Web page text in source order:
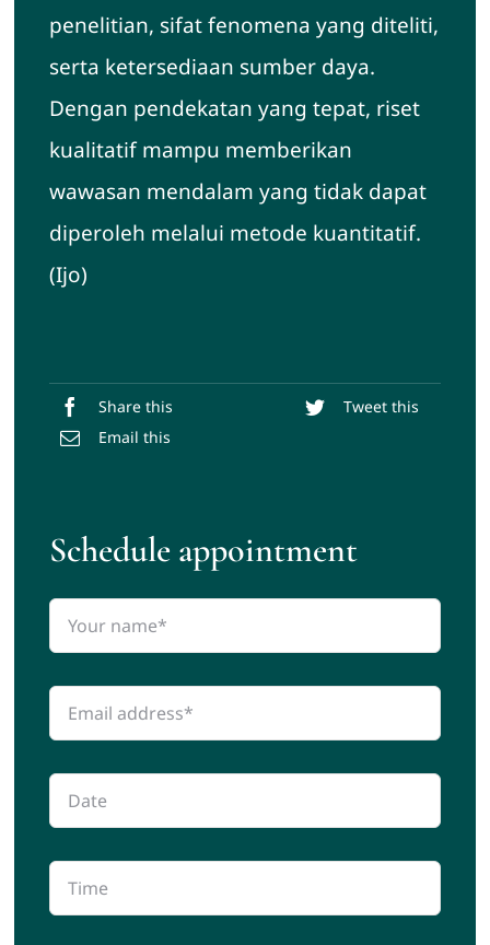
penelitian, sifat fenomena yang diteliti,
serta ketersediaan sumber daya.
Dengan pendekatan yang tepat, riset
kualitatif mampu memberikan
wawasan mendalam yang tidak dapat
diperoleh melalui metode kuantitatif.
(Ijo)
Share this
Tweet this
Email this
Schedule appointment